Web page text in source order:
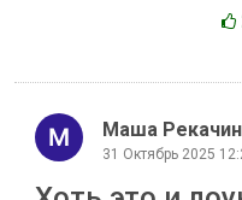
Маша
31 Октябрь 2025